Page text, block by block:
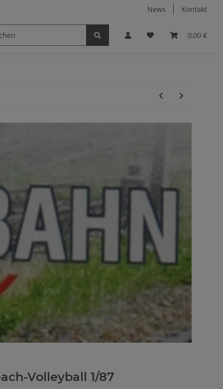
News Kontakt
0,00 €
Volleyball 1/87